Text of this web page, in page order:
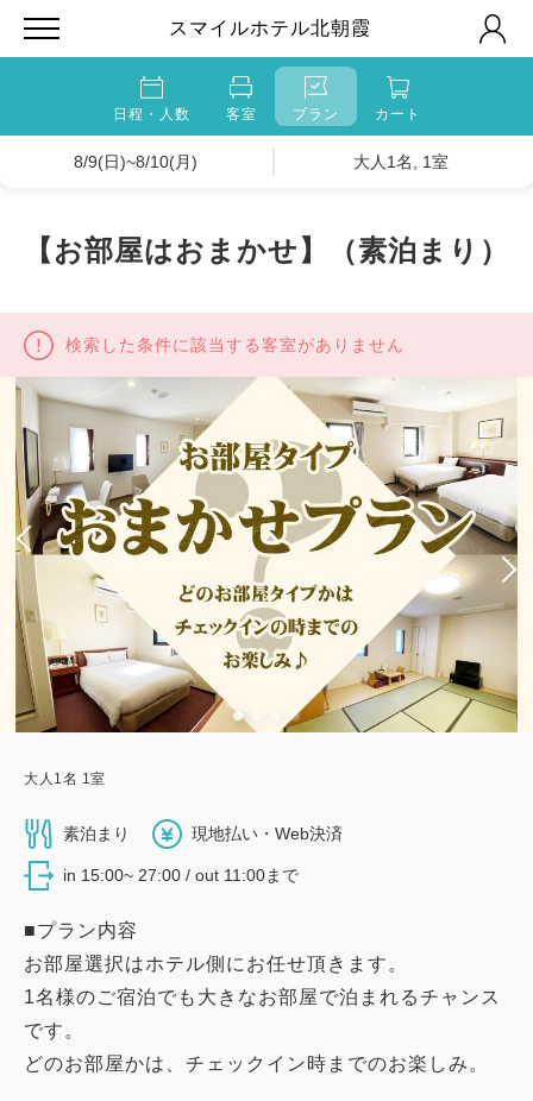
スマイルホテル北朝霞
日程・人数 客室 プラン カート
8/9(日)~8/10(月) 大人1名, 1室
【お部屋はおまかせ】（素泊まり）
検索した条件に該当する客室がありません
大人 1 名 1 室
素泊まり 現地払い・Web決済
in 15:00~ 27:00 / out 11:00まで
■プラン内容
お部屋選択はホテル側にお任せ頂きます。
1名様のご宿泊でも大きなお部屋で泊まれるチャンス
です。
どのお部屋かは、チェックイン時までのお楽しみ。